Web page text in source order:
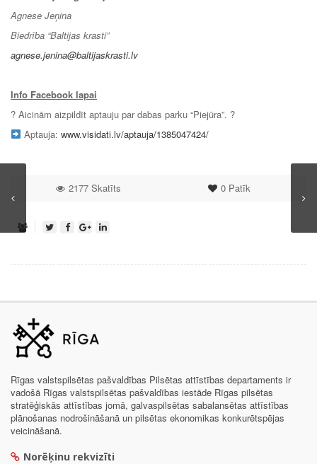
Agnese Jeņina
Biedrība “Baltijas krasti”
agnese.jenina@baltijaskrasti.lv
Info Facebook lapai
? Aicinām aizpildīt aptauju par dabas parku “Piejūra”. ?
Aptauja: www.visidati.lv/aptauja/1385047424/
0Patīk
2177 Skatīts
Rīgas valstspilsētas pašvaldības Pilsētas attīstības departaments ir
vadošā Rīgas valstspilsētas pašvaldības iestāde Rīgas pilsētas
stratēģiskās attīstības jomā, galvaspilsētas sabalansētas attīstības
plānošanas nodrošināšanā un pilsētas ekonomikas konkurētspējas
veicināšanā.
Norēķinu rekvizīti